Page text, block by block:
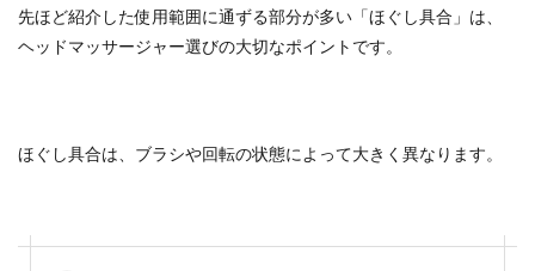
先ほど紹介した使用範囲に通ずる部分が多い「ほぐし具合」は、
ヘッドマッサージャー選びの大切なポイントです。
ほぐし具合は、ブラシや回転の状態によって大きく異なります。